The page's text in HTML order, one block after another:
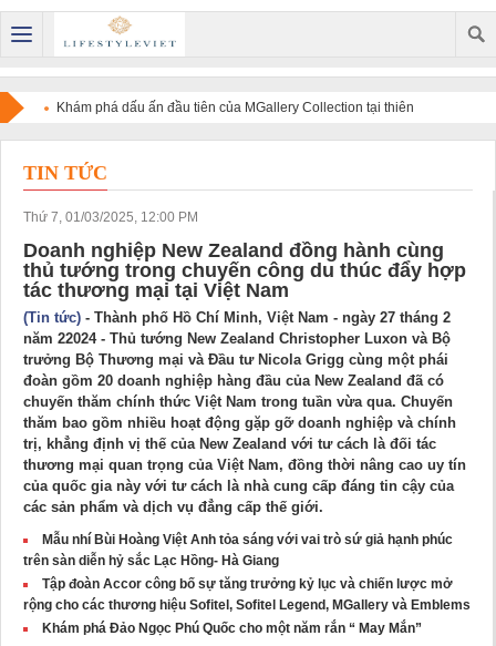
Khám phá dấu ấn đầu tiên của MGallery Collection tại thiên
đường nghỉ dưỡng Maldives với V Villas Maldives at Mirihi -
MGallery Collection
TIN TỨC
Thứ 7, 01/03/2025, 12:00 PM
Doanh nghiệp New Zealand đồng hành cùng
thủ tướng trong chuyến công du thúc đẩy hợp
tác thương mại tại Việt Nam
(Tin tức) - Thành phố Hồ Chí Minh, Việt Nam - ngày 27 tháng 2
năm 22024 - Thủ tướng New Zealand Christopher Luxon và Bộ
trưởng Bộ Thương mại và Đầu tư Nicola Grigg cùng một phái
đoàn gồm 20 doanh nghiệp hàng đầu của New Zealand đã có
chuyến thăm chính thức Việt Nam trong tuần vừa qua. Chuyến
thăm bao gồm nhiều hoạt động gặp gỡ doanh nghiệp và chính
trị, khẳng định vị thế của New Zealand với tư cách là đối tác
thương mại quan trọng của Việt Nam, đồng thời nâng cao uy tín
của quốc gia này với tư cách là nhà cung cấp đáng tin cậy của
các sản phẩm và dịch vụ đẳng cấp thế giới.
Mẫu nhí Bùi Hoàng Việt Anh tỏa sáng với vai trò sứ giả hạnh phúc
trên sàn diễn hỷ sắc Lạc Hồng- Hà Giang
Tập đoàn Accor công bố sự tăng trưởng kỷ lục và chiến lược mở
rộng cho các thương hiệu Sofitel, Sofitel Legend, MGallery và Emblems
Khám phá Đảo Ngọc Phú Quốc cho một năm rắn “ May Mắn”